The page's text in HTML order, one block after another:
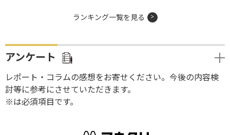
ランキング一覧を見る
アンケート
レポート・コラムの感想をお寄せください。今後の内容検
討等に参考にさせていただきます。
※は必須項目です。